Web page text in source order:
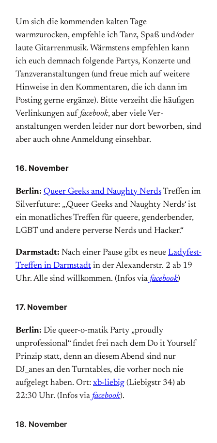
Um sich die kommenden kalten Tage
warmzurocken, empfehle ich Tanz, Spaß und/oder
laute Gitarren­musik. Wärmstens empfehlen kann
ich euch dem­nach folgende Partys, Konzerte und
Tanz­veranstaltungen (und freue mich auf weitere
Hinweise in den Kommentaren, die ich dann im
Posting gerne ergänze). Bitte verzeiht die häufigen
Verlinkungen auf facebook, aber viele Ver­
anstaltungen werden leider nur dort be­worben, sind
aber auch ohne Anmeldung einsehbar.
16. November
Berlin: Queer Geeks and Naughty NerdsTreffen im
Silverfuture: „‚Queer Geeks and Naughty Nerds‘ ist
ein monatliches Treffen für queere, gender­bender,
LGBT und andere perverse Nerds und Hacker.“
Darmstadt: Nach einer Pause gibt es neue Ladyfest-
Treffen in Darmstadt in der Alexanderstr. 2 ab 19
Uhr. Alle sind willkommen. (Infos via facebook)
17. November
Berlin: Die queer-o-matik Party „proudly
unprofessional“ findet frei nach dem Do it Yourself
Prinzip statt, denn an diesem Abend sind nur
DJ_anes an den Turntables, die vorher noch nie
aufgelegt haben. Ort: xb-liebig (Liebigstr 34) ab
22:30 Uhr. (Infos via facebook).
18. November